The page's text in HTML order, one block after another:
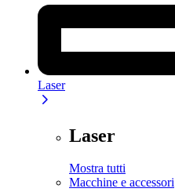
Laser
Laser
Mostra tutti
Macchine e accessori